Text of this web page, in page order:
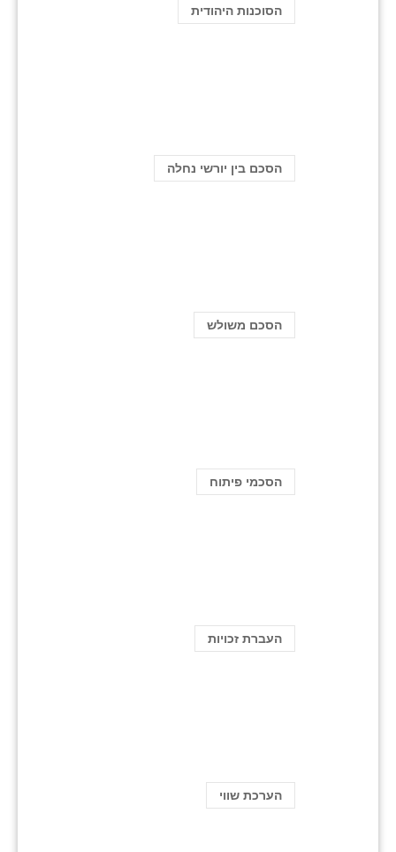
הסוכנות היהודית
הסכם בין יורשי נחלה
הסכם משולש
הסכמי פיתוח
העברת זכויות
הערכת שווי